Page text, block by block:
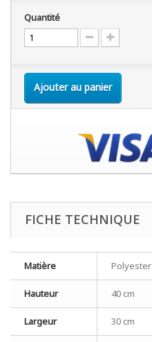
Quantité
Ajouter au panier
FICHE TECHNIQUE
Matière Polyester
Hauteur 40 cm
Largeur 30 cm